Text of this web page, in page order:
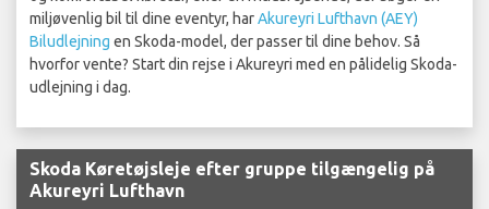
miljøvenlig bil til dine eventyr, harAkureyri Lufthavn (AEY)
Biludlejning en Skoda-model, der passer til dine behov. Så
hvorfor vente? Start din rejse i Akureyri med en pålidelig Skoda-
udlejning i dag.
Skoda Køretøjsleje efter gruppe tilgængelig på
Akureyri Lufthavn